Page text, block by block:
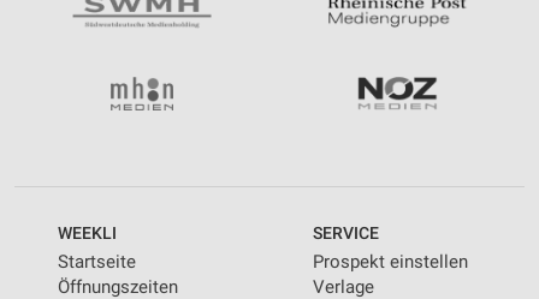
WEEKLI
Startseite
Öffnungszeiten
SERVICE
Prospekt einstellen
Verlage